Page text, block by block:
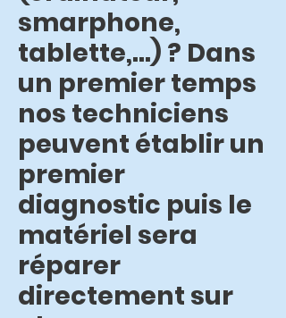
smarphone,
tablette,...) ? Dans
un premier temps
nos techniciens
peuvent établir un
premier
diagnostic puis le
matériel sera
réparer
directement sur